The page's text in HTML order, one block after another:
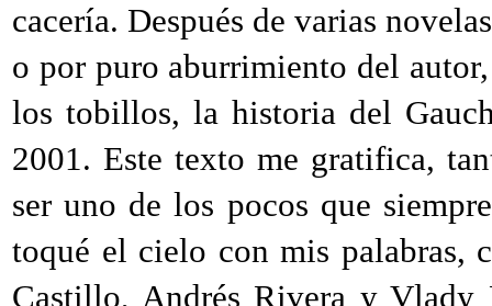
cacería. Después de varias
o por puro aburrimiento del
los tobillos, la historia del
2001. Este texto me gratifica,
ser uno de los pocos que
toqué el cielo con mis palabras,
Castillo, Andrés Rivera y Vlady